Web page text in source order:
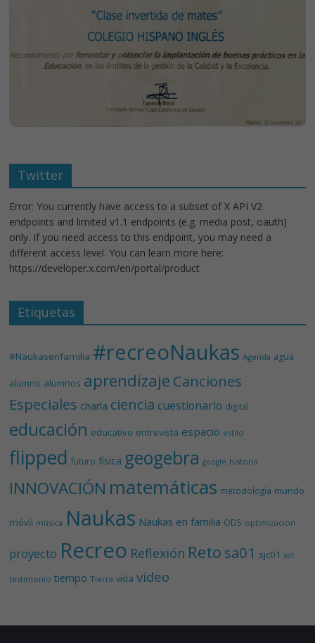
Twitter
Error: You currently have access to a subset of X API V2
endpoints and limited v1.1 endpoints (e.g. media post, oauth)
only. If you need access to this endpoint, you may need a
different access level. You can learn more here:
https://developer.x.com/en/portal/product
Etiquetas
#Naukasenfamilia #recreoNaukas Agenda agua
alumno alumnos aprendizaje Canciones
Especiales charla ciencia cuestionario digital
educación educativo entrevista espacio estilo
flipped futuro física geogebra google historia
INNOVACIÓN matemáticas metodología mundo
móvil música Naukas Naukas en familia ODS optimización
proyecto Recreo Reflexión Reto sa01 sjc01 sol
testimonio tiempo Tierra vida video